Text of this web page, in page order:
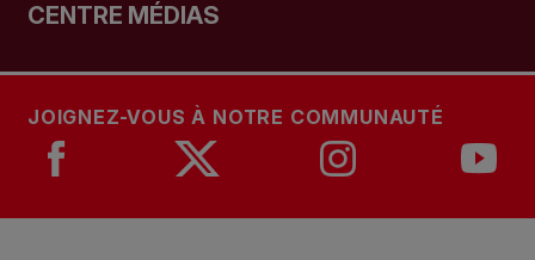
CENTRE MÉDIAS
JOIGNEZ-VOUS À NOTRE COMMUNAUTÉ